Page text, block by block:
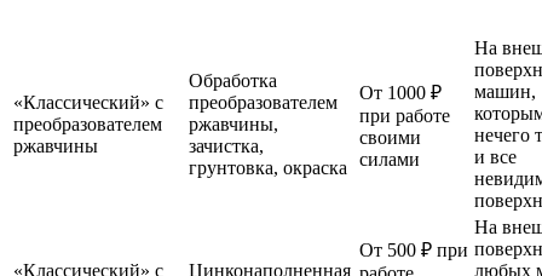
«Классический» с
преобразователем
ржавчины
Обработка
преобразователем
ржавчины,
зачистка,
грунтовка, окраска
От 1000 ₽
при работе
своими
силами
На
машин,
нечего
и все
«Классический» с
Цинконаполненная
От 500 ₽ при
На
любых